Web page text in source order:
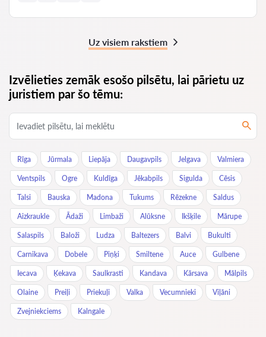
Uz visiem rakstiem
Izvēlieties zemāk esošo pilsētu, lai pārietu uz
juristiem par šo tēmu:
Rīga Jūrmala Liepāja Daugavpils Jelgava Valmiera
Ventspils Ogre Kuldīga Jēkabpils Sigulda Cēsis
Talsi Bauska Madona Tukums Rēzekne Saldus
Aizkraukle Ādaži Limbaži Alūksne Ikšķile Mārupe
Salaspils Baloži Ludza Baltezers Balvi Bukulti
Carnikava Dobele Piņķi Smiltene Auce Gulbene
Iecava Ķekava Saulkrasti Kandava Kārsava Mālpils
Olaine Preiļi Priekuļi Valka Vecumnieki Viļāni
Zvejniekciems Kalngale